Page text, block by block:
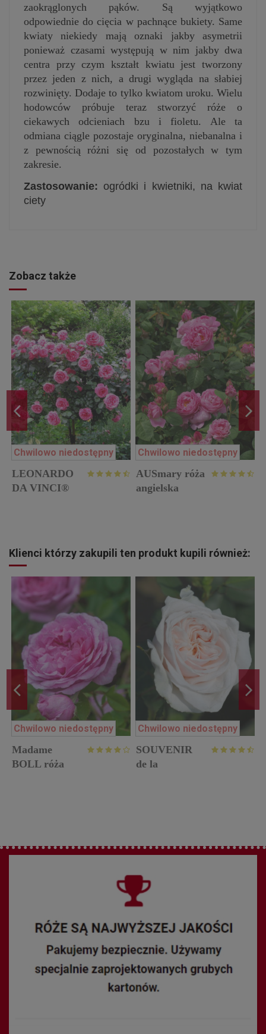
zaokrąglonych pąków. Są wyjątkowo
odpowiednie do cięcia w pachnące bukiety. Same
kwiaty niekiedy mają oznaki jakby asymetrii
ponieważ czasami występują w nim jakby dwa
centra przy czym kształt kwiatu jest tworzony
przez jeden z nich, a drugi wygląda na słabiej
rozwinięty. Dodaje to tylko kwiatom uroku. Wielu
hodowców próbuje teraz stworzyć róże o
ciekawych odcieniach bzu i fioletu. Ale ta
odmiana ciągle pozostaje oryginalna, niebanalna i
z pewnością różni się od pozostałych w tym
zakresie.
Zastosowanie: ogródki i kwietniki, na kwiat
ciety
Zobacz także
Chwilowo niedostępny
LEONARDO
DA VINCI®
Chwilowo niedostępny
AUSmary róża
angielska
Klienci którzy zakupili ten produkt kupili również:
Chwilowo niedostępny
Madame
BOLL róża
Chwilowo niedostępny
SOUVENIR
de la